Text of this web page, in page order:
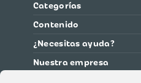
Categorías
Contenido
¿Necesitas ayuda?
Nuestra empresa